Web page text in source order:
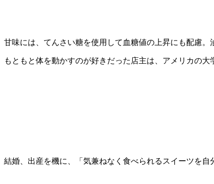
甘味には、てんさい糖を使用して血糖値の上昇にも配慮
もともと体を動かすのが好きだった店主は、アメリカの
結婚、出産を機に、「気兼ねなく食べられるスイーツを